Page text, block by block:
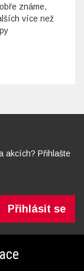
známe,
více než
akcích? Přihlašte
Přihlásit se